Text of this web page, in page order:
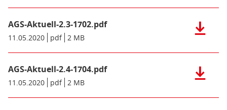
MB)
Aktuell-
2.2-
MB)
AGS-Aktuell-2.3-1702.pdf
Metadaten:
Datum/Gültigkeit:
11.05.2020 Dateiformat:
pdf Dateigröße:
2 MB
der
Aktuell-
2.3-
AGS-Aktuell-2.4-1704.pdf
Metadaten:
Datum/Gültigkeit:
11.05.2020 Dateiformat:
pdf Dateigröße:
2 MB
der